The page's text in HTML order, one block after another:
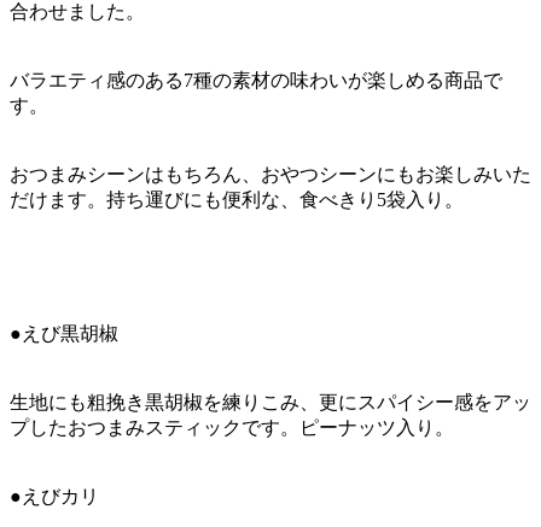
合わせました。
バラエティ感のある7種の素材の味わいが楽しめる商品で
す。
おつまみシーンはもちろん、おやつシーンにもお楽しみいた
だけます。持ち運びにも便利な、食べきり5袋入り。
●えび黒胡椒
生地にも粗挽き黒胡椒を練りこみ、更にスパイシー感をアッ
プしたおつまみスティックです。ピーナッツ入り。
●えびカリ